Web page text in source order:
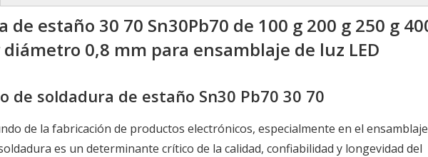
de estaño 30 70 Sn30Pb70 de 100 g 200 g 250 g
diámetro 0,8 mm para ensamblaje de luz LED
de soldadura de estaño Sn30 Pb70 30 70
de la fabricación de productos electrónicos, especialmente en el
es un determinante crítico de la calidad, confiabilidad y longevidad del